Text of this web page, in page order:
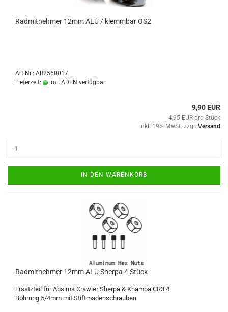
Radmitnehmer 12mm ALU / klemmbar OS2
Art.Nr.: AB2560017
Lieferzeit:
im LADEN verfügbar
9,90 EUR
4,95 EUR pro Stück
inkl. 19% MwSt. zzgl. Versand
IN DEN WARENKORB
Radmitnehmer 12mm ALU Sherpa 4 Stück
Ersatzteil für Absima Crawler Sherpa & Khamba CR3.4
Bohrung 5/4mm mit Stiftmadenschrauben